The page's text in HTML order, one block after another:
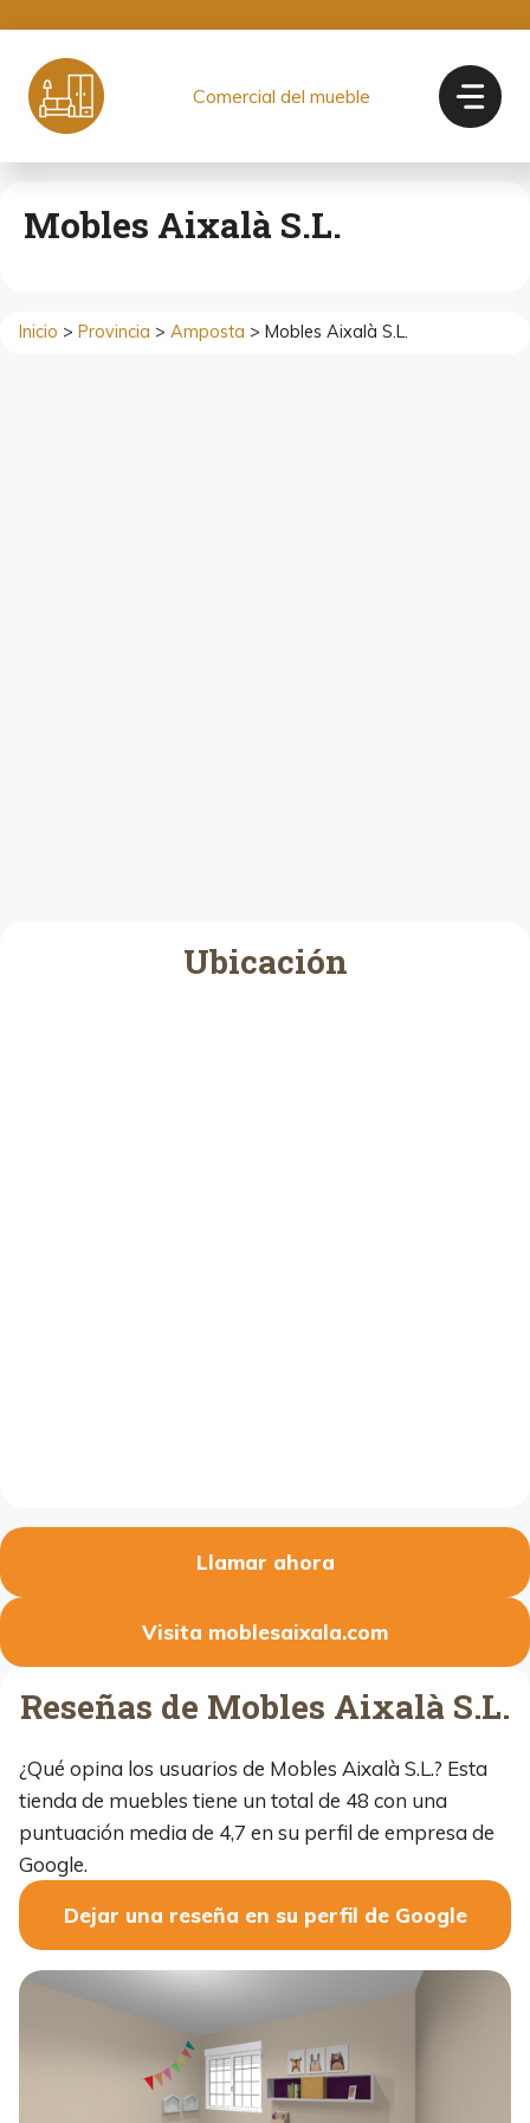
contenido
Comercial del mueble
Mobles Aixalà S.L.
Inicio > Provincia > Amposta > Mobles Aixalà S.L.
Ubicación
Llamar ahora
Visita moblesaixala.com
Reseñas de Mobles Aixalà S.L.
¿Qué opina los usuarios de Mobles Aixalà S.L.? Esta
tienda de muebles tiene un total de 48 con una
puntuación media de 4,7 en su perfil de empresa de
Google.
Dejar una reseña en su perfil de Google